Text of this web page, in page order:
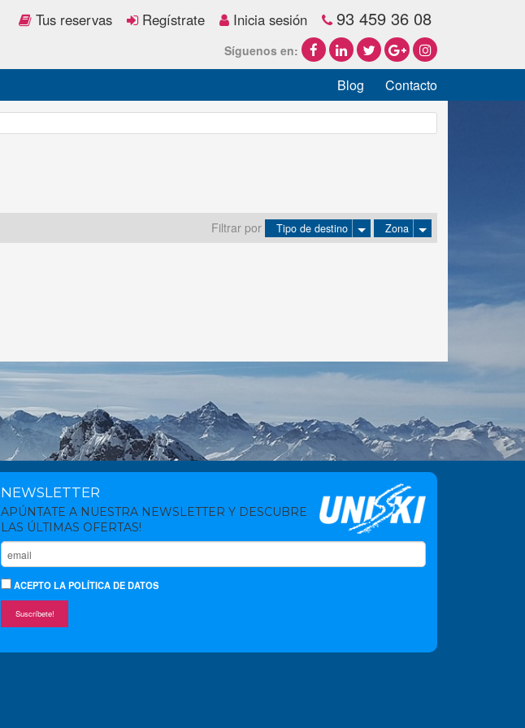
Tus reservas Regístrate Inicia sesión 93 459 36 08
Síguenos en:
Blog Contacto
Filtrar por Tipo de destino Zona
NEWSLETTER
APÚNTATE A NUESTRA NEWSLETTER Y DESCUBRE
LAS ÚLTIMAS OFERTAS!
ACEPTOLA POLÍTICA DE DATOS
Suscríbete!